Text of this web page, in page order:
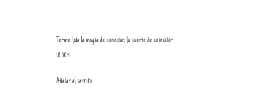
Termo lata la magia de conectar, la suerte de coincidir
18.00€
Añadir al carrito